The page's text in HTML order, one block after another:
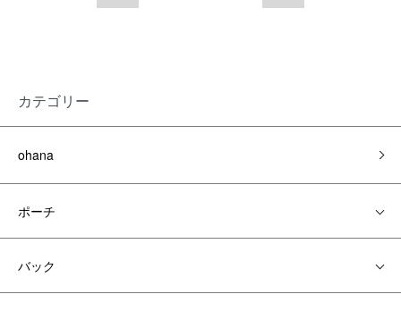
カテゴリー
ohana
ポーチ
バック